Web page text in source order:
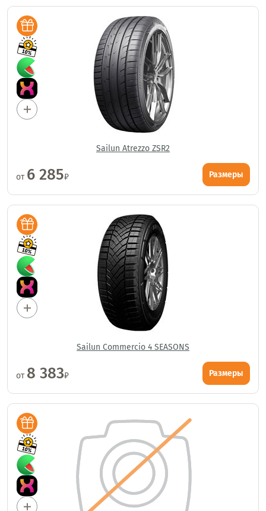
Sailun Atrezzo ZSR2
от 6 285₽ Размеры
Sailun Commercio 4 SEASONS
от 8 383₽ Размеры